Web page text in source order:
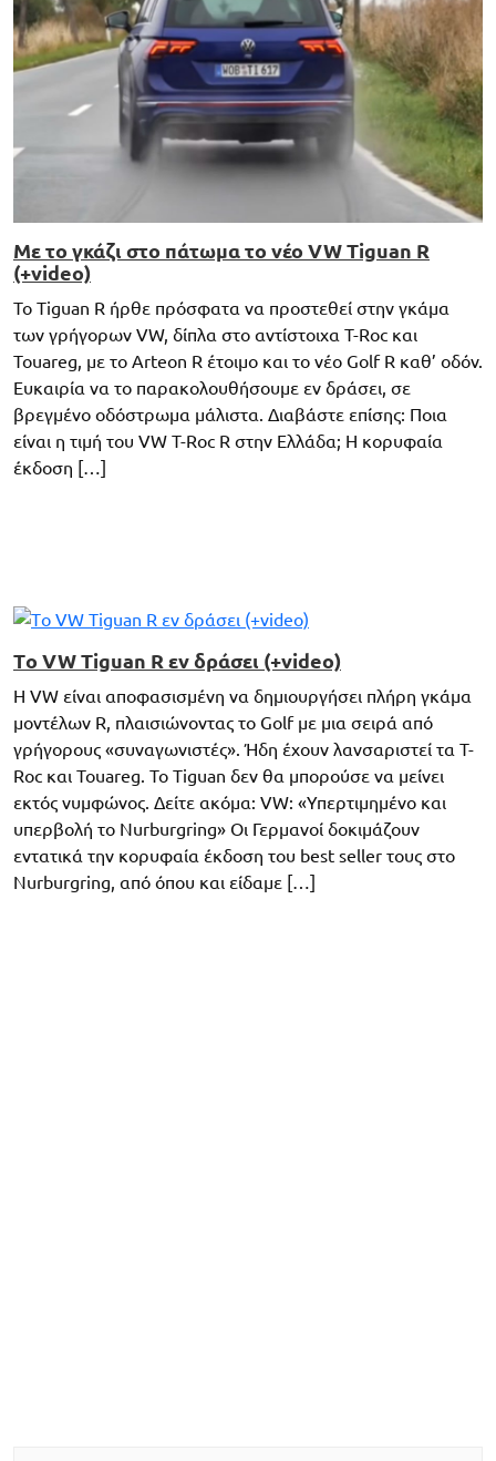
Με το γκάζι στο πάτωμα το νέο VW Tiguan R
(+video)
Το Tiguan R ήρθε πρόσφατα να προστεθεί στην γκάμα
των γρήγορων VW, δίπλα στο αντίστοιχα T-Roc και
Touareg, με το Arteon R έτοιμο και το νέο Golf R καθ’ οδόν.
Ευκαιρία να το παρακολουθήσουμε εν δράσει, σε
βρεγμένο οδόστρωμα μάλιστα. Διαβάστε επίσης: Ποια
είναι η τιμή του VW T-Roc R στην Ελλάδα; Η κορυφαία
έκδοση […]
Tο VW Tiguan R εν δράσει (+video)
Η VW είναι αποφασισμένη να δημιουργήσει πλήρη γκάμα
μοντέλων R, πλαισιώνοντας το Golf με μια σειρά από
γρήγορους «συναγωνιστές». Ήδη έχουν λανσαριστεί τα T-
Roc και Touareg. Το Tiguan δεν θα μπορούσε να μείνει
εκτός νυμφώνος. Δείτε ακόμα: VW: «Υπερτιμημένο και
υπερβολή το Nurburgring» Οι Γερμανοί δοκιμάζουν
εντατικά την κορυφαία έκδοση του best seller τους στο
Nurburgring, από όπου και είδαμε […]